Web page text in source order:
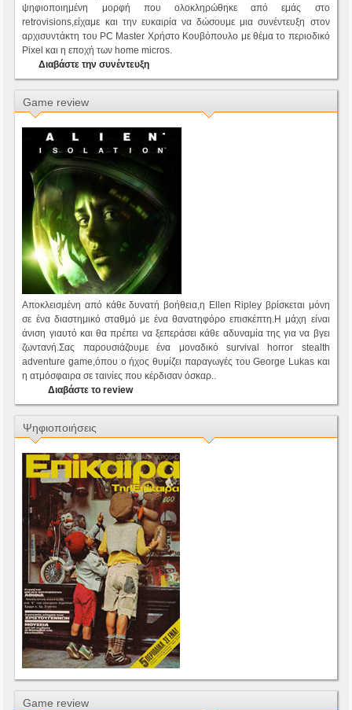
ψηφιοποιημένη μορφή που ολοκληρώθηκε από εμάς στο
retrovisions,είχαμε και την ευκαιρία να δώσουμε μια συνέντευξη στον
αρχισυντάκτη του PC Master Χρήστο Κουβόπουλο με θέμα το περιοδικό
Pixel και η εποχή των home micros.
Διαβάστε την συνέντευξη
Game review
Αποκλεισμένη από κάθε δυνατή βοήθεια,η Ellen Ripley βρίσκεται μόνη
σε ένα διαστημικό σταθμό με ένα θανατηφόρο επισκέπτη.Η μάχη είναι
άνιση γιαυτό και θα πρέπει να ξεπεράσει κάθε αδυναμία της για να βγει
ζωντανή.Σας παρουσιάζουμε ένα μοναδικό survival horror stealth
adventure game,όπου ο ήχος θυμίζει παραγωγές του George Lukas και
η ατμόσφαιρα σε ταινίες που κέρδισαν όσκαρ..
Διαβάστε το review
Ψηφιοποιήσεις
Game review